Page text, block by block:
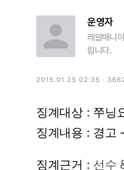
운영자
레알매니
립니다.
2015.01.25 02:35 ·
징계대상 : 쭈닝
징계내용 : 경고
징계근거 : 선수